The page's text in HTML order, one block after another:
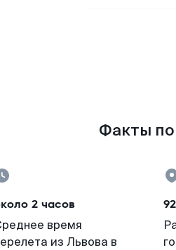
Факты по
2 часов
время
из Львова в